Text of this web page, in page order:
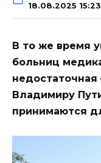
18.08.2025 15:23
В то же время
больниц
недостаточная
Владимиру
принимаются